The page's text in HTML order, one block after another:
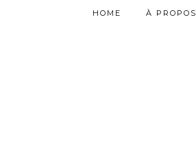
HOME À PROPOS